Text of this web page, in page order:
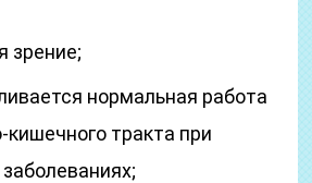
зрение;
нормальная работа
тракта при